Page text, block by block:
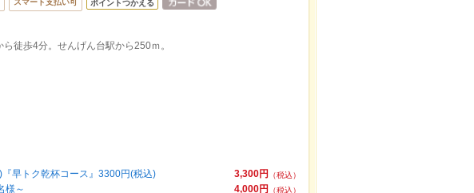
スマート支払い可 ポイントつかえる
徒歩4分。せんげん台駅から250ｍ。
3,300円
（税込）
早トク乾杯コース』3300円(税込)
4,000円
（税込）
様～